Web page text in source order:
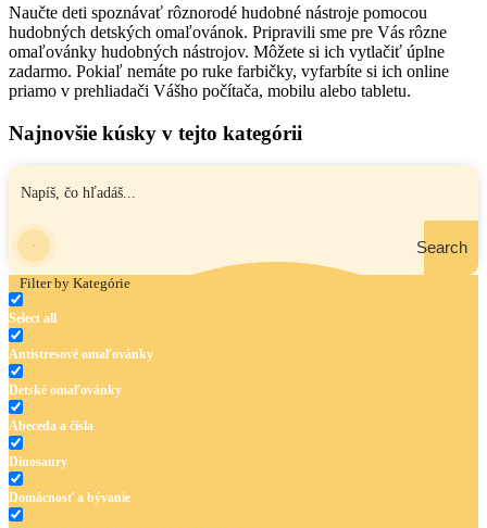
Naučte deti spoznávať rôznorodé hudobné nástroje pomocou
hudobných detských omaľovánok. Pripravili sme pre Vás rôzne
omaľovánky hudobných nástrojov. Môžete si ich vytlačiť úplne
zadarmo. Pokiaľ nemáte po ruke farbičky, vyfarbíte si ich online
priamo v prehliadači Vášho počítača, mobilu alebo tabletu.
Najnovšie kúsky v tejto kategórii
Search
Filter by Kategórie
Select all
Antistresové omaľovánky
Detské omaľovánky
Abeceda a čísla
Dinosaury
Domácnosť a bývanie